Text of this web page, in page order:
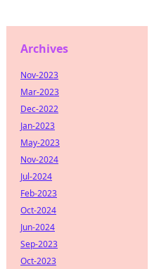
Archives
Nov-2023
Mar-2023
Dec-2022
Jan-2023
May-2023
Nov-2024
Jul-2024
Feb-2023
Oct-2024
Jun-2024
Sep-2023
Oct-2023